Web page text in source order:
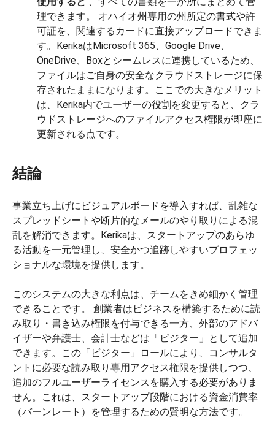
理できます。 オハイオ州専用の州所定の書式や許
可証を、関連するカードに直接アップロードできま
す。KerikaはMicrosoft 365、Google Drive、
OneDrive、Boxとシームレスに連携しているため、
ファイルはご自身の安全なクラウドストレージに保
存されたままになります。ここでの大きなメリット
は、Kerika内でユーザーの役割を変更すると、クラ
ウドストレージへのファイルアクセス権限が即座に
更新される点です。
結論
事業立ち上げにビジュアルボードを導入すれば、乱雑な
スプレッドシートや断片的なメールのやり取りによる混
乱を解消できます。Kerikaは、スタートアップのあらゆ
る活動を一元管理し、安全かつ追跡しやすいプロフェッ
ショナルな環境を提供します。
このシステムの大きな利点は、チームをきめ細かく管理
できることです。 創業者はビジネスを構築するために読
み取り・書き込み権限を付与できる一方、外部のアドバ
イザーや弁護士、会計士などは「ビジター」として追加
できます。この「ビジター」ロールにより、コンサルタ
ントに必要な読み取り専用アクセス権限を提供しつつ、
追加のフルユーザーライセンスを購入する必要がありま
せん。これは、スタートアップ段階における資金消費率
（バーンレート）を管理するための賢明な方法です。